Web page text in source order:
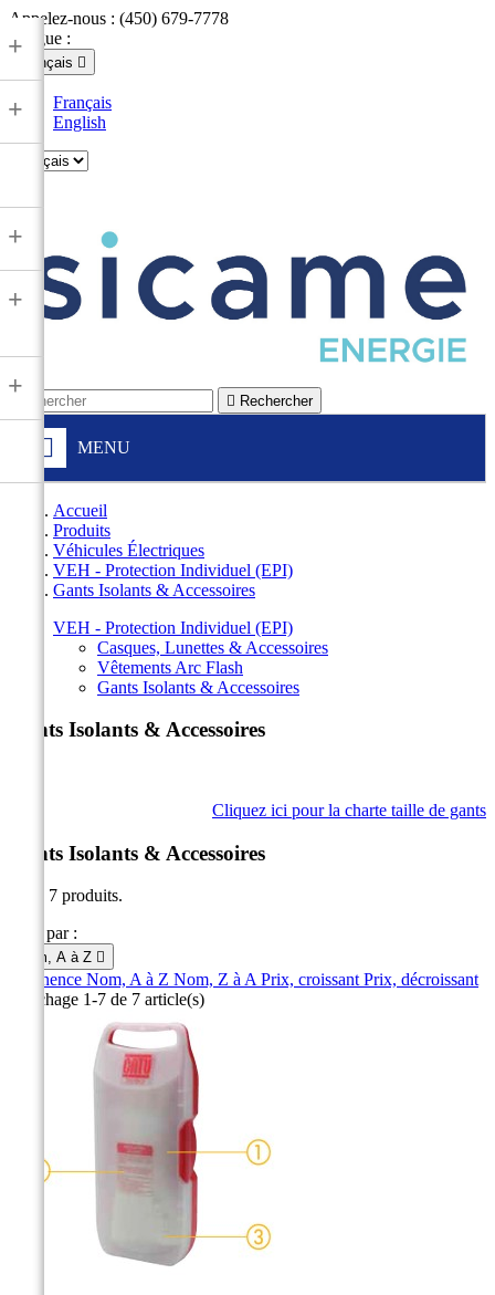
Appelez-nous : (450) 679-7778
Langue :
Français 
Français
English
 Rechercher
MENU
+
+
+
+
+
Accueil
Produits
Véhicules Électriques
VEH - Protection Individuel (EPI)
Gants Isolants & Accessoires
VEH - Protection Individuel (EPI)
Casques, Lunettes & Accessoires
Vêtements Arc Flash
Gants Isolants & Accessoires
Gants Isolants & Accessoires
Cliquez ici pour la charte taille de gants
Gants Isolants & Accessoires
Il y a 7 produits.
Trier par :
Nom, A à Z 
Pertinence Nom, A à Z Nom, Z à APrix, croissantPrix, décroissant
Affichage 1-7 de 7 article(s)